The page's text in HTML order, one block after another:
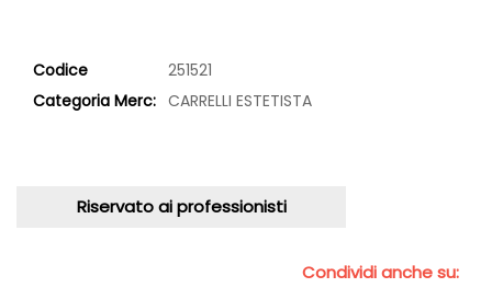
Codice
251521
Categoria Merc: CARRELLI ESTETISTA
Riservato ai professionisti
Condividi anche su: